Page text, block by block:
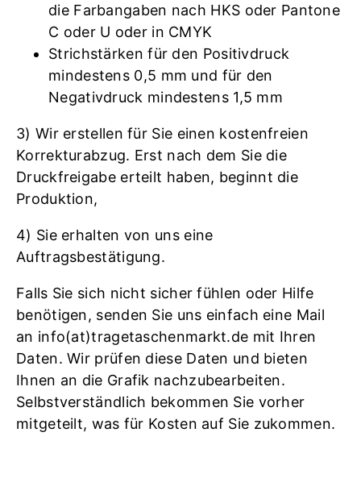
die Farbangaben nach HKS oder Pantone
C oder U oder in CMYK
Strichstärken für den Positivdruck
mindestens 0,5 mm und für den
Negativdruck mindestens 1,5 mm
3) Wir erstellen für Sie einen kostenfreien
Korrekturabzug. Erst nach dem Sie die
Druckfreigabe erteilt haben, beginnt die
Produktion,
4) Sie erhalten von uns eine
Auftragsbestätigung.
Falls Sie sich nicht sicher fühlen oder Hilfe
benötigen, senden Sie uns einfach eine Mail
an info(at)tragetaschenmarkt.de mit Ihren
Daten. Wir prüfen diese Daten und bieten
Ihnen an die Grafik nachzubearbeiten.
Selbstverständlich bekommen Sie vorher
mitgeteilt, was für Kosten auf Sie zukommen.